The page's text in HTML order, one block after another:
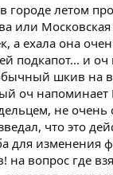
городе летом
или
а ехала она
подкапот... и оч
шкив на
оч
не
что это
для изменения
на вопрос где